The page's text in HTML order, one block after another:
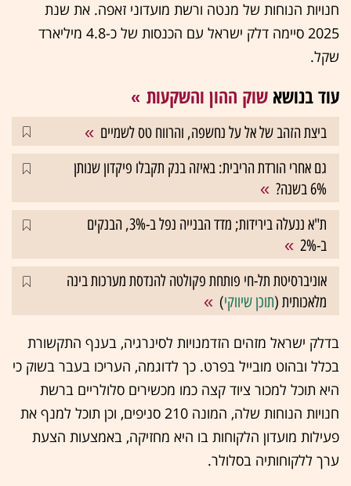
חנויות הנוחות של מנטה ורשת מועדוני זאפה. את שנת
2025 סיימה דלק ישראל עם הכנסות של כ-4.8 מיליארד
שקל.
עוד בנושא שוק ההון והשקעות
ביצת הזהב של אל על נחשפה, והרווח טס לשמיים
גם אחרי הורדת הריבית: באיזה בנק תקבלו פיקדון שנותן
6% בשנה?
ת"א ננעלה בירידות; מדד הבנייה נפל ב-3%, הבנקים
ב-2%
אוניברסיטת תל-חי פותחת פקולטה להנדסת מערכות בינה
מלאכותית (תוכן שיווקי)
בדלק ישראל מזהים הזדמנויות לסינרגיה, בענף התקשורת
בכלל ובהוט מובייל בפרט. כך לדוגמה, העריכו בעבר בשוק כי
היא תוכל למכור ציוד קצה כמו מכשירים סלולריים ברשת
חנויות הנוחות שלה, המונה 210 סניפים, וכן תוכל למנף את
פעילות מועדון הלקוחות בו היא מחזיקה, באמצעות הצעת
ערך ללקוחותיה בסלולר.